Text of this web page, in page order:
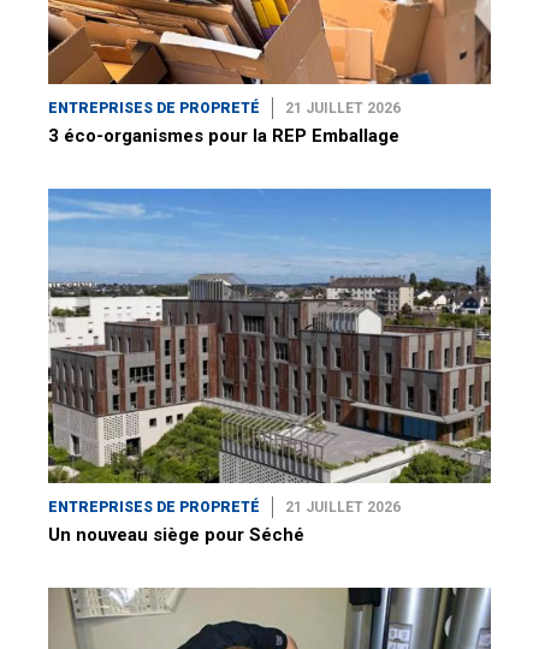
ENTREPRISES DE PROPRETÉ 21 JUILLET 2026
3 éco-organismes pour la REP Emballage
ENTREPRISES DE PROPRETÉ 21 JUILLET 2026
Un nouveau siège pour Séché